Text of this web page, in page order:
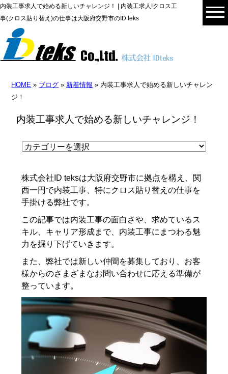
内装工事求人で始める新しいチャレンジ！ | 内装工求人!クロス工
事(クロス貼り替え)の仕事は大阪府交野市のID teks
HOME » ブログ » 新着情報 » 内装工事求人で始める新しいチャレン
ジ！
内装工事求人で始める新しいチャレンジ！
株式会社ID teksは大阪府交野市に拠点を構え、関
西一円で内装工事、特にクロス貼り替えの仕事を
手掛ける弊社です。
この記事では内装工事の面白さや、求めているス
キル、キャリア形成まで、内装工事にまつわる魅
力を掘り下げていきます。
また、弊社では新しい仲間を募集しており、お客
様からのさまざまなお問い合わせに応える準備が
整っています。